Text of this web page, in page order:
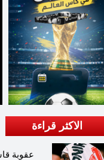
الاكثر قراءة
عقوبة